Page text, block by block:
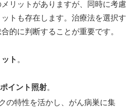
リットがありますが、同時に考慮
トも存在します。治療法を選択す
的に判断することが重要です。
ト 。
イント照射。
の特性を活かし、がん病巣に集